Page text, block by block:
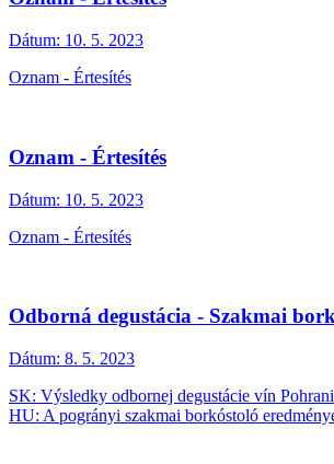
Dátum: 10. 5. 2023
Oznam - Értesítés
Oznam - Értesítés
Dátum: 10. 5. 2023
Oznam - Értesítés
Odborná degustácia - Szakmai
Dátum: 8. 5. 2023
SK: Výsledky odbornej degustácie vín
HU: A pogrányi szakmai borkóstoló